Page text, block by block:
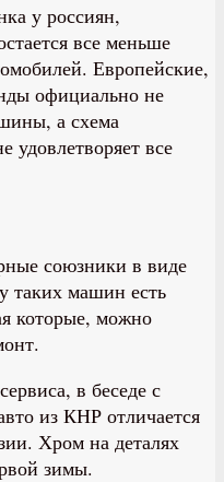
у россиян,
все меньше
Европейские,
официально не
а схема
удовлетворяет все
союзники в виде
таких машин есть
которые, можно
в беседе с
из КНР отличается
Хром на деталях
зимы.